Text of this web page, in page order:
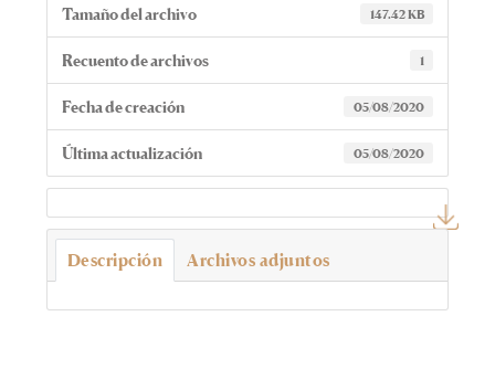
Tamaño del archivo 147.42 KB
Recuento de archivos 1
Fecha de creación 05/08/2020
Última actualización 05/08/2020
Descripción Archivos adjuntos